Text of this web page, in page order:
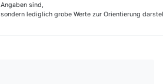
Angaben sind,
sondern lediglich grobe Werte zur Orientierung